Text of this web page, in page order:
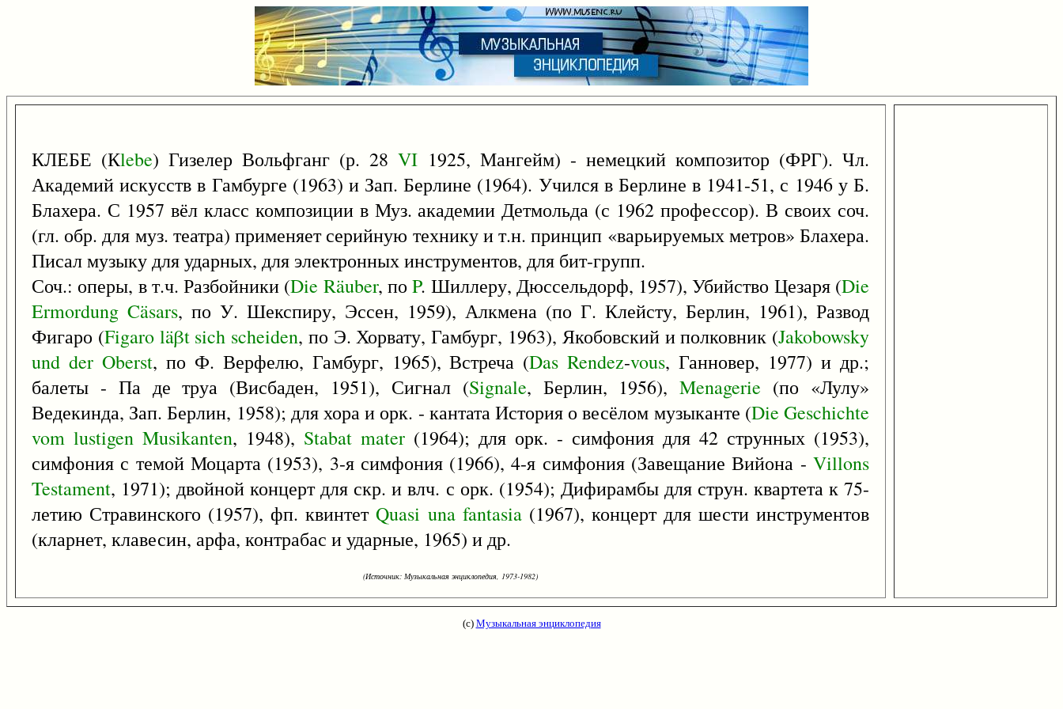
КЛЕБЕ (Кlebe) Гизелер Вольфганг (р. 28VI 1925, Мангейм) - немецкий композитор (ФРГ). Чл.
Академий искусств в Гамбурге (1963) и Зап. Берлине (1964). Учился в Берлине в 1941-51, с 1946 у Б.
Блахера. С 1957 вёл класс композиции в Муз. академии Детмольда (с 1962 профессор). В своих соч.
(гл. обр. для муз. театра) применяет серийную технику и т.н. принцип «варьируемых метров» Блахера.
Писал музыку для ударных, для электронных инструментов, для бит-групп.
Соч.: оперы, в т.ч. Разбойники (Die Räuber, поP. Шиллеру, Дюссельдорф, 1957), Убийство Цезаря (Die
Ermordung Cäsars, по У. Шекспиру, Эссен, 1959), Алкмена (по Г. Клейсту, Берлин, 1961), Развод
Фигаро (Figaro läβt sich scheiden, по Э. Хорвату, Гамбург, 1963), Якобовский и полковник (Jakobowsky
und der Oberst, по Ф. Верфелю, Гамбург, 1965), Встреча (Das Rendez-vous, Ганновер, 1977) и др.;
балеты - Па де труа (Висбаден, 1951), Сигнал (Signale, Берлин, 1956),Menagerie (по «Лулу»
Ведекинда, Зап. Берлин, 1958); для хора и орк. - кантата История о весёлом музыканте (Die Geschichte
vom lustigen Musikanten, 1948), Stabat mater (1964); для орк. - симфония для 42 струнных (1953),
симфония с темой Моцарта (1953), 3-я симфония (1966), 4-я симфония (Завещание Вийона - Villons
Testament, 1971); двойной концерт для скр. и влч. с орк. (1954); Дифирамбы для струн. квартета к 75-
летию Стравинского (1957), фп. квинтетQuasi una fantasia(1967), концерт для шести инструментов
(кларнет, клавесин, арфа, контрабас и ударные, 1965) и др.
(Источник: Музыкальная энциклопедия, 1973-1982)
(с) Музыкальная энциклопедия